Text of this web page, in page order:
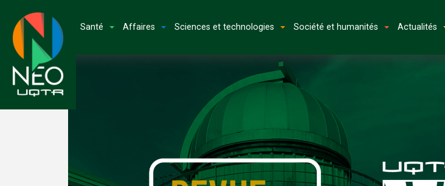
Santé Affaires Sciences et technologies Société et humanités Actualités